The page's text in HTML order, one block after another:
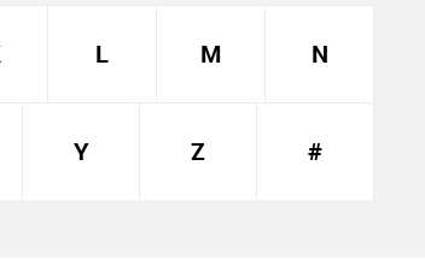
L M N
Y Z #